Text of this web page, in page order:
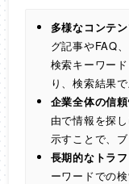
多様なコンテ
グ記事やFAQ
検索キーワー
り、検索結果
企業全体の信
由で情報を探
示すことで、
長期的なトラ
ーワードでの